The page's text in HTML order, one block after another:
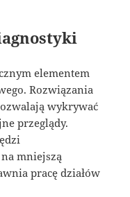
elementem
Rozwiązania
wykrywać
przeglądy.
mniejszą
pracę działów